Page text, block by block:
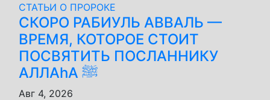
СТАТЬИ О ПРОРОКЕ
СКОРО РАБИУЛЬ АВВАЛЬ —
ВРЕМЯ, КОТОРОЕ СТОИТ
ПОСВЯТИТЬ ПОСЛАННИКУ
АЛЛАhА ﷺ
Авг 4, 2026